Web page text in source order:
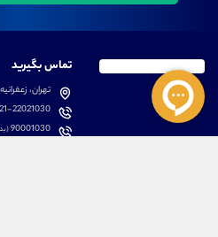
تماس بگیرید
تهران، زعفرانیه
22021030
90001030